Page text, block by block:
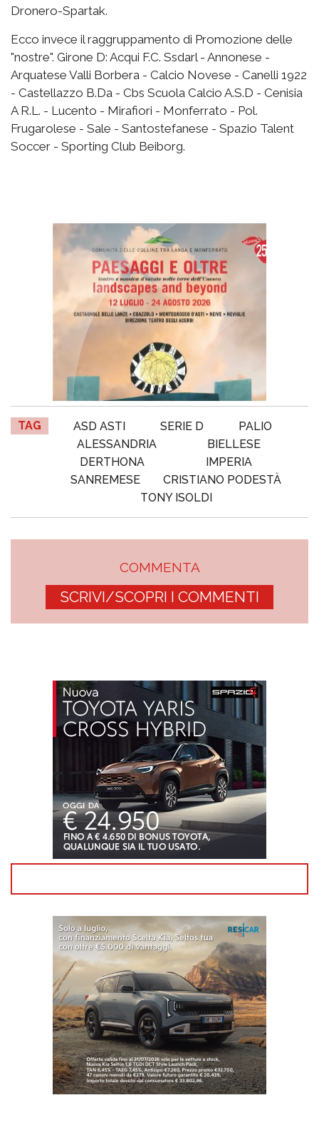
Dronero-Spartak.
Ecco invece il raggruppamento di Promozione delle
"nostre". Girone D: Acqui F.C. Ssdarl - Annonese -
Arquatese Valli Borbera - Calcio Novese - Canelli 1922
- Castellazzo B.Da - Cbs Scuola Calcio A.S.D - Cenisia
A R.L. - Lucento - Mirafiori - Monferrato - Pol.
Frugarolese - Sale - Santostefanese - Spazio Talent
Soccer - Sporting Club Beiborg.
TAG ASD ASTI SERIE D
PALIO
ALESSANDRIA
BIELLESE
DERTHONA
IMPERIA
SANREMESE
CRISTIANO PODESTÀ
TONY ISOLDI
COMMENTA
SCRIVI/SCOPRI I COMMENTI